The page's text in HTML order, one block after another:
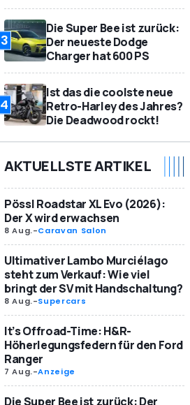
3
Die Super Bee ist zurück:
Der neueste Dodge
Charger hat 600 PS
4
Ist das die coolste neue
Retro-Harley des Jahres?
Die Deadwood rockt!
AKTUELLSTE ARTIKEL
Pössl Roadstar XL Evo (2026):
Der X wird erwachsen
8 Aug.-Caravan Salon
Ultimativer Lambo Murciélago
steht zum Verkauf: Wie viel
bringt der SV mit Handschaltung?
8 Aug.-Supercars
It’s Offroad-Time: H&R-
Höherlegungsfedern für den Ford
Ranger
7 Aug.-Anzeige
Die Super Bee ist zurück: Der